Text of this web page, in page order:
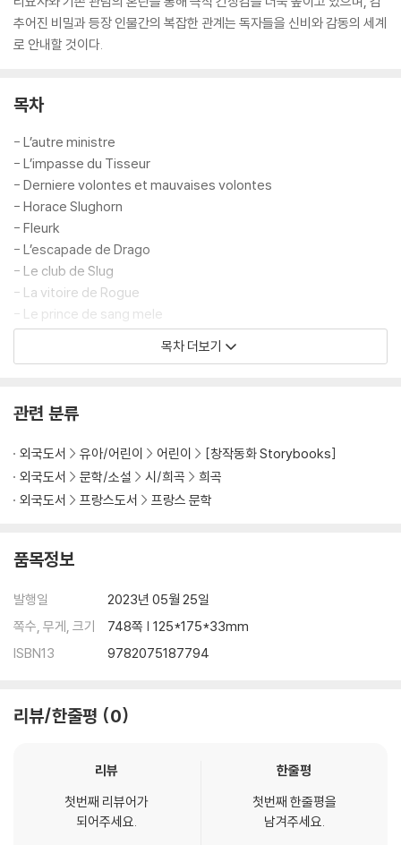
추어진 비밀과 등장 인물간의 복잡한 관계는 독자들을 신비와 감동의 세계
로 안내할 것이다.
목차
- L’autre ministre
- L’impasse du Tisseur
- Derniere volontes et mauvaises volontes
- Horace Slughorn
- Fleurk
- L’escapade de Drago
- Le club de Slug
- La vitoire de Rogue
- Le prince de sang mele
- La maison des Gaunt
- La main secourable d’Hermione
- Felix felicis
- Un noel glacial
- Un souvenir brumeux
- Surprises d’anniversaire
- Le requete de Lord Voldemort
- La salle introuvable
- Apres l’enterrement
- Sectumsempra
- A l’ecoute de la voyante
- La fuite du prince
- La tombe blanche
목차 더보기
관련 분류
외국도서 유아/어린이 어린이
[창작동화 Storybooks]
외국도서
문학/소설 시/희곡
희곡
외국도서
프랑스도서 프랑스 문학
품목정보
발행일
2023년 05월 25일
쪽수, 무게, 크기
748쪽 | 125*175*33mm
ISBN13
9782075187794
리뷰/한줄평 0
리뷰
첫번째 리뷰어가
되어주세요.
한줄평
첫번째 한줄평을
남겨주세요.